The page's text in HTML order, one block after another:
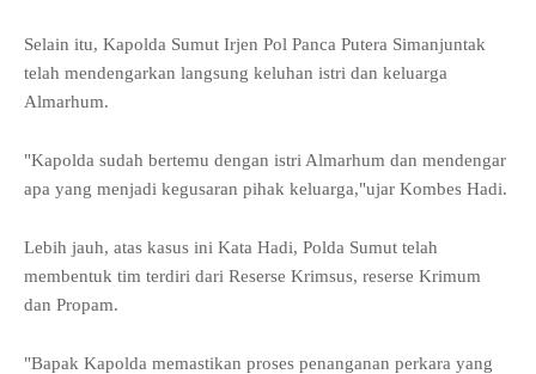
Selain itu, Kapolda Sumut Irjen Pol Panca Putera Simanjuntak
telah mendengarkan langsung keluhan istri dan keluarga
Almarhum.
"Kapolda sudah bertemu dengan istri Almarhum dan mendengar
apa yang menjadi kegusaran pihak keluarga,"ujar Kombes Hadi.
Lebih jauh, atas kasus ini Kata Hadi, Polda Sumut telah
membentuk tim terdiri dari Reserse Krimsus, reserse Krimum
dan Propam.
"Bapak Kapolda memastikan proses penanganan perkara yang